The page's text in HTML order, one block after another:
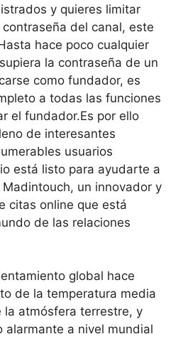
y quieres limitar
del canal, este
hace poco cualquier
la contraseña de un
como fundador, es
a todas las funciones
el fundador.Es por ello
de interesantes
usuarios
está listo para ayudarte a
un innovador y
citas online que está
de las relaciones
global hace
de la temperatura media
la atmósfera terrestre, y
alarmante a nivel mundial